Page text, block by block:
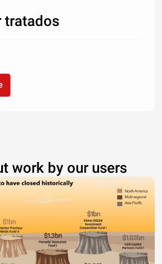
tratados
work by our users